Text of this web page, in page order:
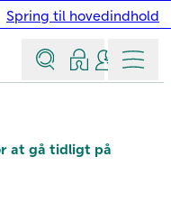
Spring til hovedindhold
Søg Log indKontakt
Menu
at gå tidligt på